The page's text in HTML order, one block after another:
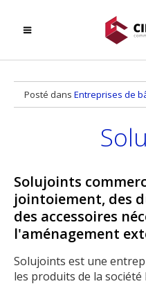
Posté dans Entreprises de
Solujoints
jointoiement, des
des accessoires
l'aménagement
Solujoints est une
les produits de la société